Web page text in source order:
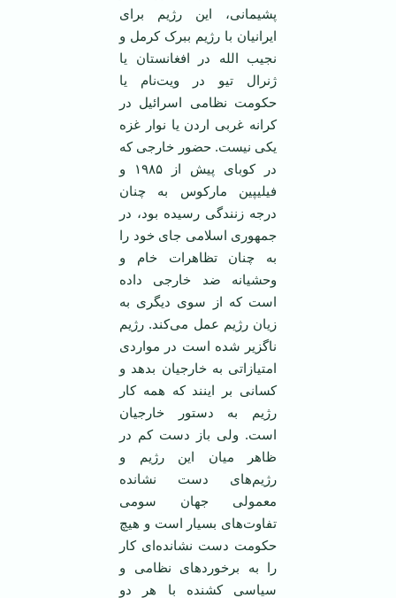
پشیمانی، این رژیم برای
ایرانیان با رژیم ببرک کرمل و
نجیب الله در افغانستان یا
ژنرال تیو در ویت‌نام یا
حکومت نظامی اسرائیل در
کرانه غربی اردن یا نوار غزه
یکی نیست. حضور خارجی که
در کوبای پیش از ۱۹۸۵ و
فیلیپین مارکوس به چنان
درجه زنندگی رسیده بود، در
جمهوری اسلامی جای خود را
به چنان تظاهرات خام و
وحشیانه ضد خارجی داده
است که از سوی دیگری به
زیان رژیم عمل می‌کند. رژیم
ناگزیر شده است در مواردی
امتیازاتی به خارجیان بدهد و
کسانی بر اینند که همه کار
رژیم به دستور خارجیان
است. ولی باز دست کم در
ظاهر میان این رژیم و
رژیم‌های دست نشانده
معمولی جهان سومی
تفاوت‌های بسیار است و هیچ
حکومت دست نشانده‌ای کار
را به برخوردهای نظامی و
سیاسی کشنده با هر دو